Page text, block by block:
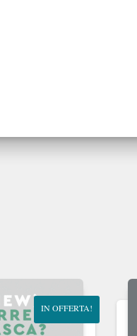
IN OFFERTA!